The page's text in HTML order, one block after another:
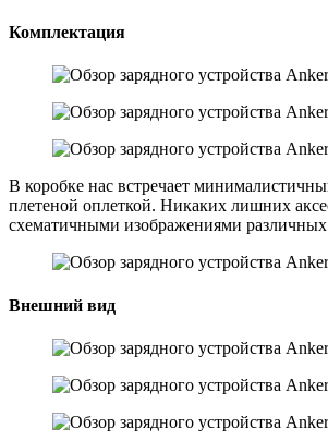
Комплектация
В коробке нас встречает
плетеной оплеткой. Никаких лишних
схематичными изображениями различных
Внешний вид